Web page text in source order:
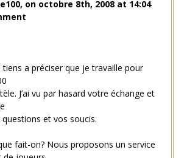
on octobre 8th, 2008 at 14:04
tiens a préciser que je travaille pour
J’ai vu par hasard votre échange et
et vos soucis.
fait-on? Nous proposons un service